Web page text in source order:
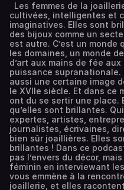
Les femmes de la
cultivées, intelligentes et
imaginatives. Elles sont
des bijoux comme un
est autre. C’est un monde
les domaines, un monde
d’art aux mains de fée
puissance supranationale.
aussi une certaine image
le XVIIe siècle. Et dans ce
ont du se sertir une place.
qu’elles sont brillantes.
expertes, artistes,
journalistes, écrivaines,
bien sûr joaillières. Elles
brillantes ! Dans ce
pas l’envers du décor,
féminin en interviewant
vous emmène à la
joaillerie, et elles